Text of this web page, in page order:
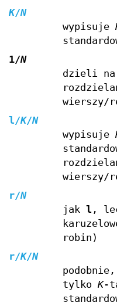
K/N
wypisuje
1/N
dzieli na
wierszy/
l/K/N
wypisuje
wierszy/
r/N
jak l ,
robin)
r/K/N
tylko K-